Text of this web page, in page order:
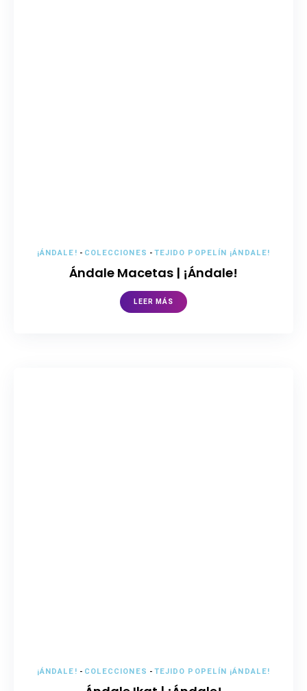
¡ÁNDALE! - COLECCIONES -TEJIDO POPELÍN ¡ÁNDALE!
Ándale Macetas | ¡Ándale!
LEER MÁS
¡ÁNDALE! - COLECCIONES -TEJIDO POPELÍN ¡ÁNDALE!